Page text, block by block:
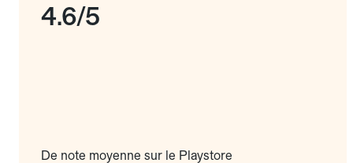
4.6/5
De note moyenne sur le Playstore